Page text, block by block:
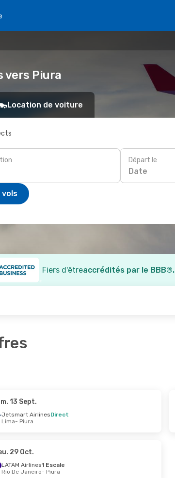
vers Piura
Location de voiture
Départ le
Date
vols
Fiers d'êtreaccrédités par le BBB®.
13 Sept.
Jetsmart AirlinesDirect
Lima- Piura
29 Oct.
LATAM Airlines1 Escale
Rio De Janeiro- Piura